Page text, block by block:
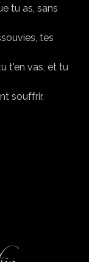
tu as, sans
tes
t'en vas, et tu
souffrir,